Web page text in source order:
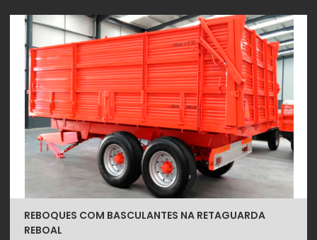
REBOQUES COM BASCULANTES NA RETAGUARDA
REBOAL